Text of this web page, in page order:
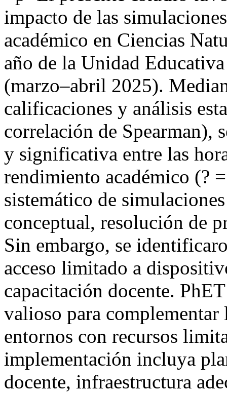
impacto de las
académico en Ciencias
año de la Unidad
(marzo–abril 2025).
calificaciones y análisis
correlación de Spearman),
y significativa entre las
rendimiento académico (?
sistemático de
conceptual, resolución de
Sin embargo, se
acceso limitado a
capacitación docente.
valioso para complementar
entornos con recursos
implementación incluya
docente, infraestructura